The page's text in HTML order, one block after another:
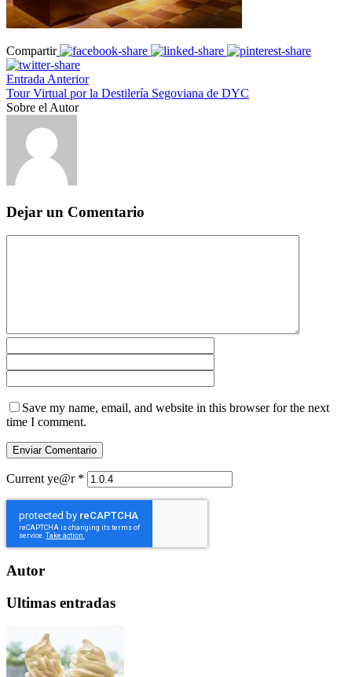
Compartir
Entrada Anterior
Tour Virtual por la Destilería Segoviana de DYC
Sobre el Autor
Dejar un Comentario
Save my name, email, and website in this browser for the next
time I comment.
Current ye@r *
Autor
Ultimas entradas